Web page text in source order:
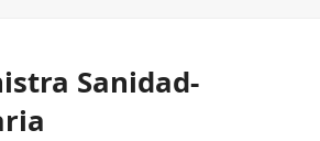
Sanidad-